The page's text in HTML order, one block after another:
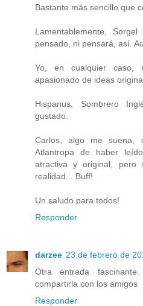
Bastante más sencillo que
Lamentablemente,
pensado, ni pensará, así.
Yo, en cualquier caso,
apasionado de ideas
Hispanus, Sombrero
gustado.
Carlos, algo me suena,
Atlantropa de haber
atractiva y original,
realidad... Buff!
Un saludo para todos!
Responder
darzee 23 de febrero de
Otra entrada
compartirla con los amigos
Responder